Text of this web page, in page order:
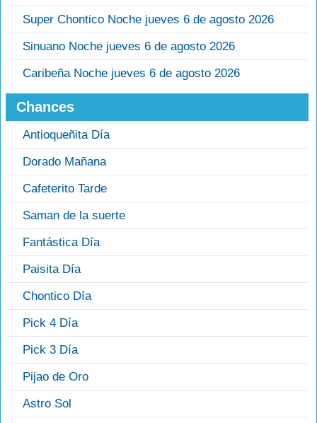
Super Chontico Noche jueves 6 de agosto 2026
Sinuano Noche jueves 6 de agosto 2026
Caribeña Noche jueves 6 de agosto 2026
Chances
Antioqueñita Día
Dorado Mañana
Cafeterito Tarde
Saman de la suerte
Fantástica Día
Paisita Día
Chontico Día
Pick 4 Día
Pick 3 Día
Pijao de Oro
Astro Sol